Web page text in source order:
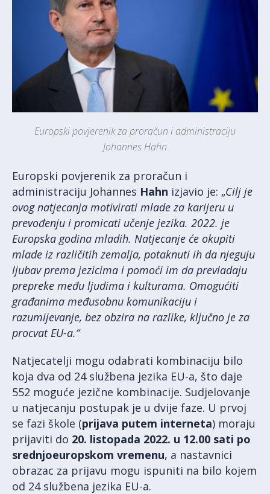
Europski povjerenik za proračun i administraciju
Johannes Hahn
Europski povjerenik za proračun i
administraciju Johannes Hahn izjavio je: „Cilj je
ovog natjecanja motivirati mlade za karijeru u
prevođenju i promicati učenje jezika. 2022. je
Europska godina mladih. Natjecanje će okupiti
mlade iz različitih zemalja, potaknuti ih da njeguju
ljubav prema jezicima i pomoći im da prevladaju
prepreke među ljudima i kulturama. Omogućiti
građanima međusobnu komunikaciju i
razumijevanje, bez obzira na razlike, ključno je za
procvat EU-a.“
Natjecatelji mogu odabrati kombinaciju bilo
koja dva od 24 službena jezika EU-a, što daje
552 moguće jezične kombinacije. Sudjelovanje
u natjecanju postupak je u dvije faze. U prvoj
se fazi škole (prijava putem interneta) moraju
prijaviti do 20. listopada 2022. u 12.00 sati po
srednjoeuropskom vremenu, a nastavnici
obrazac za prijavu mogu ispuniti na bilo kojem
od 24 službena jezika EU-a.